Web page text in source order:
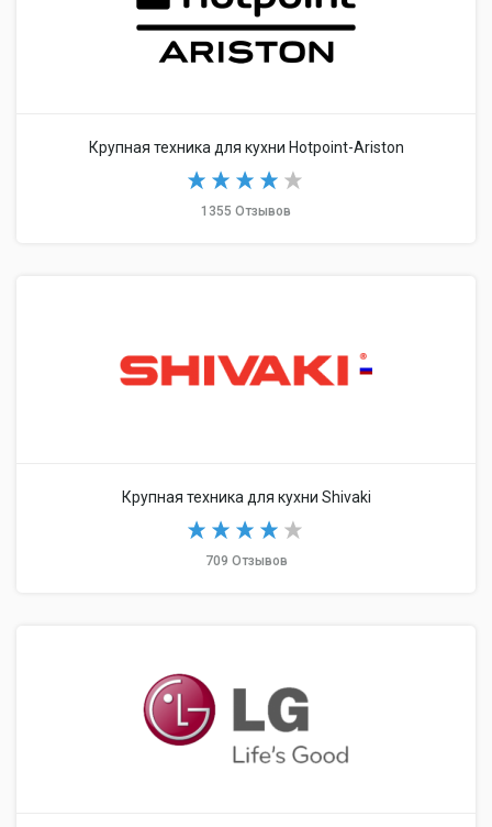
Крупная техника для кухни Hotpoint-Ariston
1355 Отзывов
Крупная техника для кухни Shivaki
709 Отзывов